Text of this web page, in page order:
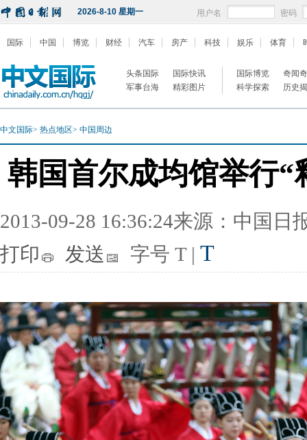
2026-8-10 星期一 用户名 密码
国际 中国 博览 财经 汽车 房产 科技 娱乐 体育
头条国际
国际快讯
军事台海
精彩图片
国际博览
奇闻
科学探索
历史
中文国际> 热点地区> 中国周边
韩国首尔成均馆举行
2013-09-28 16:36:24来源：中国日
打印
发送 字号 T | T